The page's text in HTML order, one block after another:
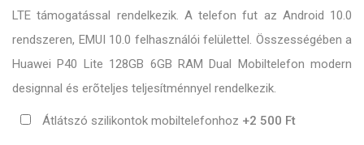
LTE támogatással rendelkezik. A telefon fut az Android 10.0
rendszeren, EMUI 10.0 felhasználói felülettel. Összességében a
Huawei P40 Lite 128GB 6GB RAM Dual Mobiltelefon modern
designnal és erõteljes teljesítménnyel rendelkezik.
Átlátszó szilikontok mobiltelefonhoz +2 500 Ft